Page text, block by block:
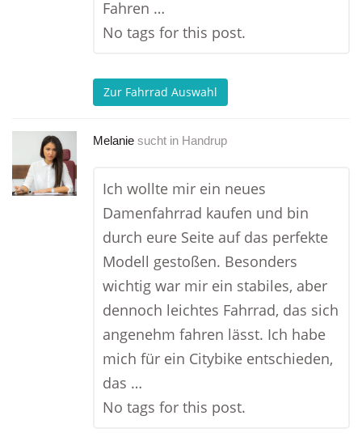
Fahren …
No tags for this post.
Zur Fahrrad Auswahl
Melanie sucht in Handrup
Ich wollte mir ein neues
Damenfahrrad kaufen und bin
durch eure Seite auf das perfekte
Modell gestoßen. Besonders
wichtig war mir ein stabiles, aber
dennoch leichtes Fahrrad, das sich
angenehm fahren lässt. Ich habe
mich für ein Citybike entschieden,
das …
No tags for this post.